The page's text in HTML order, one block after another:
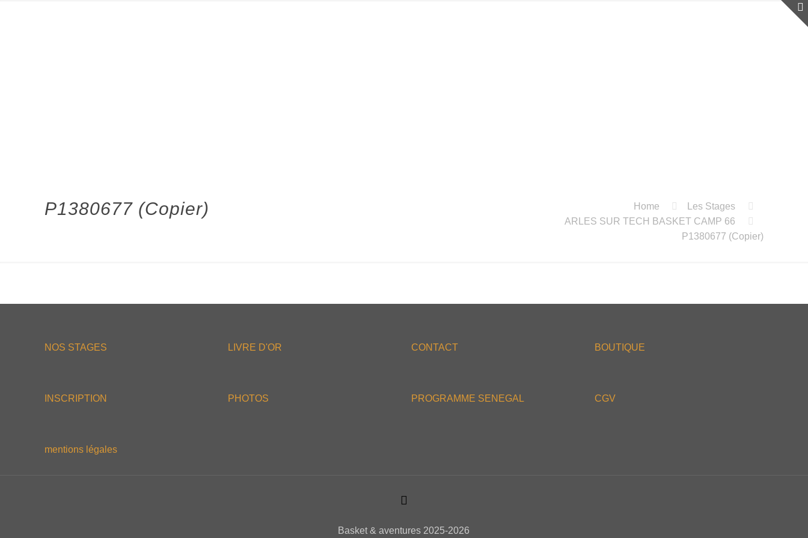
P1380677 (Copier) Home
Les Stages
ARLES SUR TECH BASKET CAMP 66
P1380677 (Copier)
NOS STAGES
INSCRIPTION
mentions légales
LIVRE D'OR
PHOTOS
CONTACT
PROGRAMME SENEGAL
BOUTIQUE
CGV
Basket & aventures 2025-2026